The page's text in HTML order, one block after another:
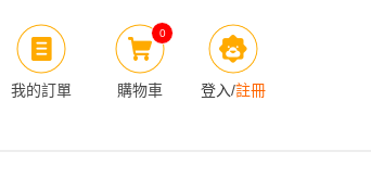
我的訂單
0
購物車 登入/註冊